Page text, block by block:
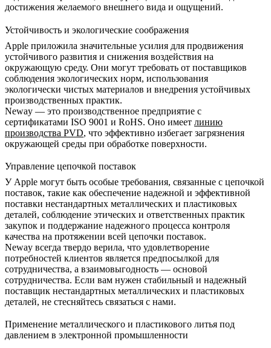
достижения желаемого внешнего вида и ощущений.
Устойчивость и экологические соображения
Apple приложила значительные усилия для продвижения
устойчивого развития и снижения воздействия на
окружающую среду. Они могут требовать от поставщиков
соблюдения экологических норм, использования
экологически чистых материалов и внедрения устойчивых
производственных практик.
Neway — это производственное предприятие с
сертификатами ISO 9001 и RoHS. Оно имеет линию
производства PVD, что эффективно избегает загрязнения
окружающей среды при обработке поверхности.
Управление цепочкой поставок
У Apple могут быть особые требования, связанные с цепочкой
поставок, такие как обеспечение надежной и эффективной
поставки нестандартных металлических и пластиковых
деталей, соблюдение этических и ответственных практик
закупок и поддержание надежного процесса контроля
качества на протяжении всей цепочки поставок.
Neway всегда твердо верила, что удовлетворение
потребностей клиентов является предпосылкой для
сотрудничества, а взаимовыгодность — основой
сотрудничества. Если вам нужен стабильный и надежный
поставщик нестандартных металлических и пластиковых
деталей, не стесняйтесь связаться с нами.
Применение металлического и пластикового литья под
давлением в электронной промышленности